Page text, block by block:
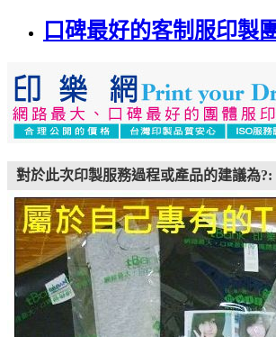
口碑最好的客制服印製
對於此次印製服務過程或產品的建議為?: